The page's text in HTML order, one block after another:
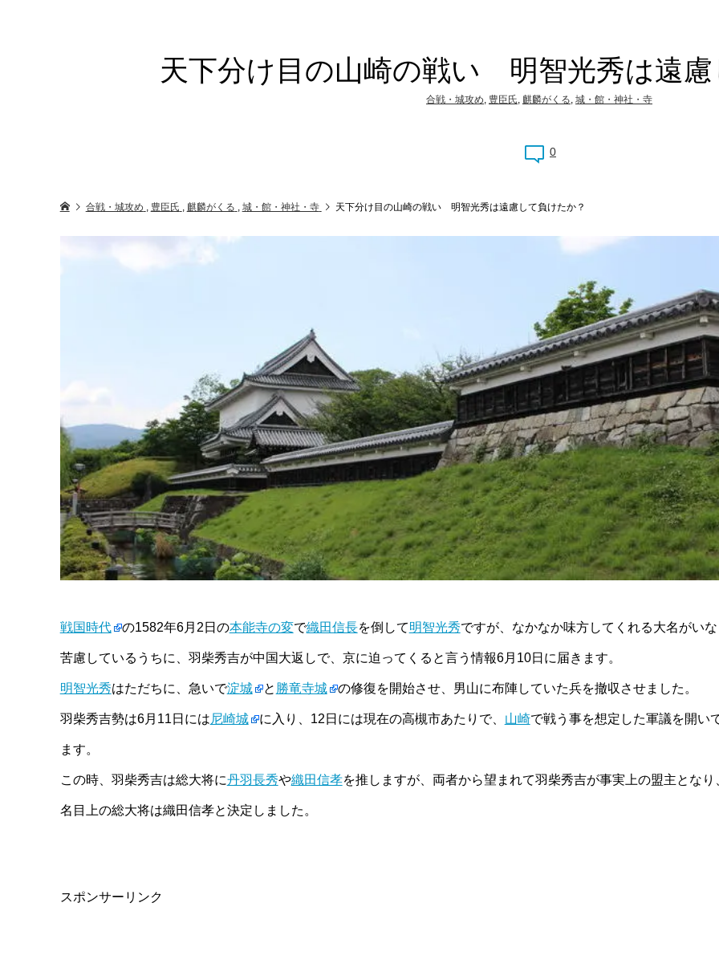
天下分け目の山崎の戦い 明智光秀は遠慮
合戦・城攻め, 豊臣氏, 麒麟がくる, 城・館・神社・寺
0
合戦・城攻め , 豊臣氏 , 麒麟がくる , 城・館・神社・寺 天下分け目の山崎の戦い 明智光秀は遠慮して負けたか？
戦国時代 の1582年6月2日の本能寺の変で織田信長を倒して明智光秀ですが、なかなか味方してくれる大名がいな
苦慮しているうちに、羽柴秀吉が中国大返しで、京に迫ってくると言う情報6月10日に届きます。
明智光秀はただちに、急いで淀城 と 勝竜寺城 の修復を開始させ、男山に布陣していた兵を撤収させました。
羽柴秀吉勢は6月11日には尼崎城 に入り、12日には現在の高槻市あたりで、 山崎で戦う事を想定した軍議を開い
ます。
この時、羽柴秀吉は総大将に丹羽長秀や織田信孝を推しますが、両者から望まれて羽柴秀吉が事実上の盟主となり
名目上の総大将は織田信孝と決定しました。
スポンサーリンク